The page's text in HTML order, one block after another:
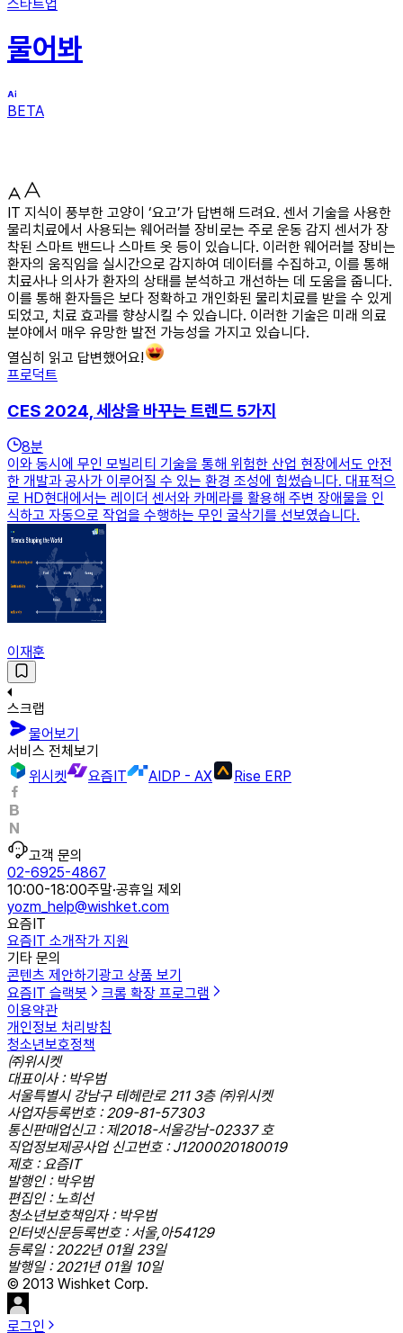
스타트업
물어봐
BETA
IT 지식이 풍부한 고양이 ‘요고’가 답변해 드려요. 센서 기술을 사용한
물리치료에서 사용되는 웨어러블 장비로는 주로 운동 감지 센서가 장
착된 스마트 밴드나 스마트 옷 등이 있습니다. 이러한 웨어러블 장비는
환자의 움직임을 실시간으로 감지하여 데이터를 수집하고, 이를 통해
치료사나 의사가 환자의 상태를 분석하고 개선하는 데 도움을 줍니다.
이를 통해 환자들은 보다 정확하고 개인화된 물리치료를 받을 수 있게
되었고, 치료 효과를 향상시킬 수 있습니다. 이러한 기술은 미래 의료
분야에서 매우 유망한 발전 가능성을 가지고 있습니다.
열심히 읽고 답변했어요!
프로덕트
CES 2024, 세상을 바꾸는 트렌드 5가지
8분
이와 동시에 무인 모빌리티 기술을 통해 위험한 산업 현장에서도 안전
한 개발과 공사가 이루어질 수 있는 환경 조성에 힘썼습니다. 대표적으
로 HD현대에서는 레이더 센서와 카메라를 활용해 주변 장애물을 인
식하고 자동으로 작업을 수행하는 무인 굴삭기를 선보였습니다.
이재훈
스크랩
물어보기
서비스 전체보기
위시켓
요즘IT AIDP - AX Rise ERP
고객 문의
02-6925-4867
10:00-18:00주말·공휴일 제외
yozm_help@wishket.com
요즘IT
요즘IT 소개작가 지원
기타 문의
콘텐츠 제안하기 광고 상품 보기
요즘IT 슬랙봇
크롬 확장 프로그램
이용약관
개인정보 처리방침
청소년보호정책
㈜위시켓
대표이사 : 박우범
서울특별시 강남구 테헤란로 211 3층 ㈜위시켓
사업자등록번호 : 209-81-57303
통신판매업신고 : 제2018-서울강남-02337 호
직업정보제공사업 신고번호 : J1200020180019
제호 : 요즘IT
발행인 : 박우범
편집인 : 노희선
청소년보호책임자 : 박우범
인터넷신문등록번호 : 서울,아54129
등록일 : 2022년 01월 23일
발행일 : 2021년 01월 10일
© 2013 Wishket Corp.
로그인